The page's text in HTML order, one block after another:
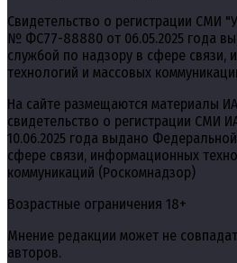
Свидетельство о регистрации СМИ
№ ФС77-88880 от 06.05.2025 года
службой по надзору в сфере связи,
технологий и массовых
На сайте размещаются материалы
свидетельство о регистрации СМИ
10.06.2025 года выдано
сфере связи, информационных
коммуникаций (Роскомнадзор)
Возрастные ограничения 18+
Мнение редакции может не
авторов.